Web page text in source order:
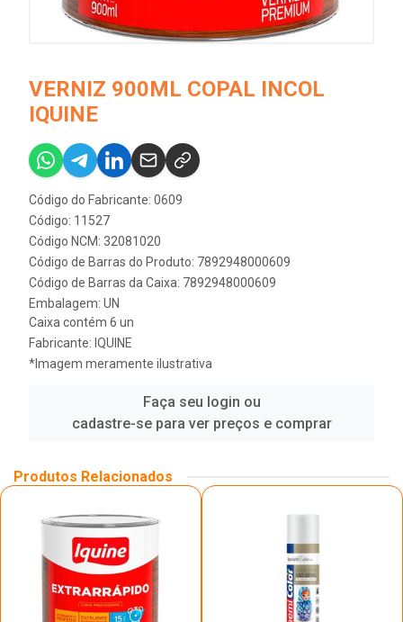
VERNIZ 900ML COPAL INCOL
IQUINE
Código do Fabricante: 0609
Código: 11527
Código NCM: 32081020
Código de Barras do Produto: 7892948000609
Código de Barras da Caixa: 7892948000609
Embalagem: UN
Caixa contém 6 un
Fabricante: IQUINE
*Imagem meramente ilustrativa
Faça seu login ou
cadastre-se para ver preços e comprar
Produtos Relacionados